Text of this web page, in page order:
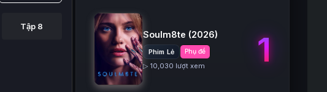
Tập 8
Soulm8te (2026)
Phim Lẻ Phụ đề
▷ 10,030 lượt xem 1